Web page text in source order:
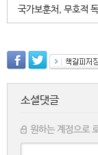
국가보훈처, 무호적
소셜댓글
원하는 계정으로